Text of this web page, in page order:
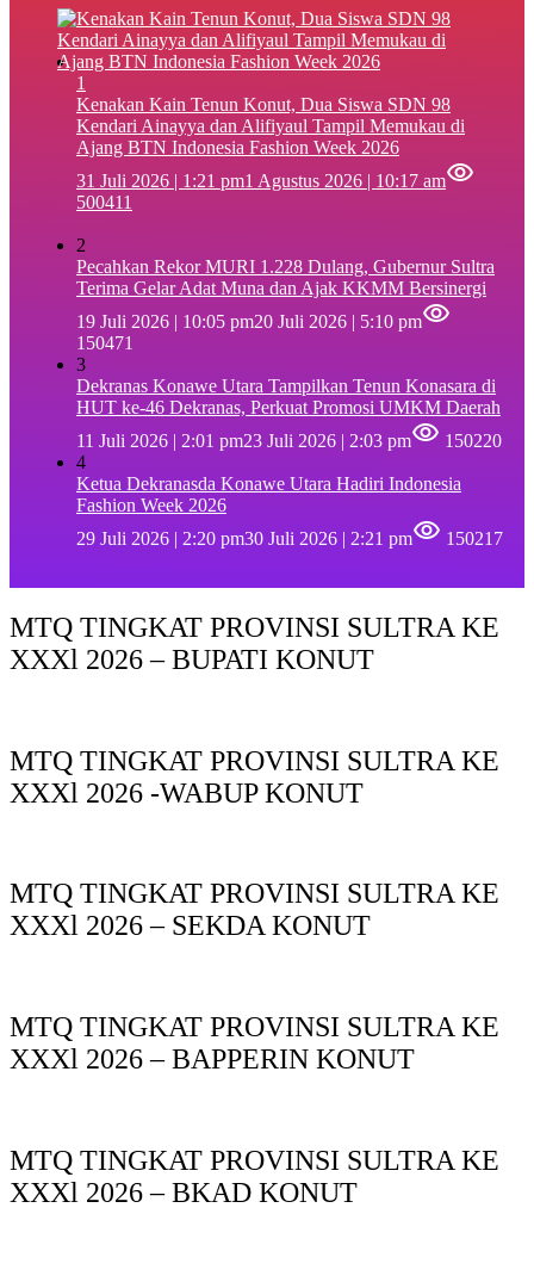
1
‎Kenakan Kain Tenun Konut, Dua Siswa SDN 98
Kendari Ainayya dan Alifiyaul Tampil Memukau di
Ajang BTN Indonesia Fashion Week 2026
31 Juli 2026 | 1:21 pm1 Agustus 2026 | 10:17 am
500411
2
Pecahkan Rekor MURI 1.228 Dulang, Gubernur Sultra
Terima Gelar Adat Muna dan Ajak KKMM Bersinergi
19 Juli 2026 | 10:05 pm20 Juli 2026 | 5:10 pm
150471
3
Dekranas Konawe Utara Tampilkan Tenun Konasara di
HUT ke-46 Dekranas, Perkuat Promosi UMKM Daerah
11 Juli 2026 | 2:01 pm23 Juli 2026 | 2:03 pm
150220
4
Ketua Dekranasda Konawe Utara Hadiri Indonesia
Fashion Week 2026
29 Juli 2026 | 2:20 pm30 Juli 2026 | 2:21 pm 150217
MTQ TINGKAT PROVINSI SULTRA KE
XXXl 2026 – BUPATI KONUT
MTQ TINGKAT PROVINSI SULTRA KE
XXXl 2026 -WABUP KONUT
MTQ TINGKAT PROVINSI SULTRA KE
XXXl 2026 – SEKDA KONUT
MTQ TINGKAT PROVINSI SULTRA KE
XXXl 2026 – BAPPERIN KONUT
MTQ TINGKAT PROVINSI SULTRA KE
XXXl 2026 – BKAD KONUT